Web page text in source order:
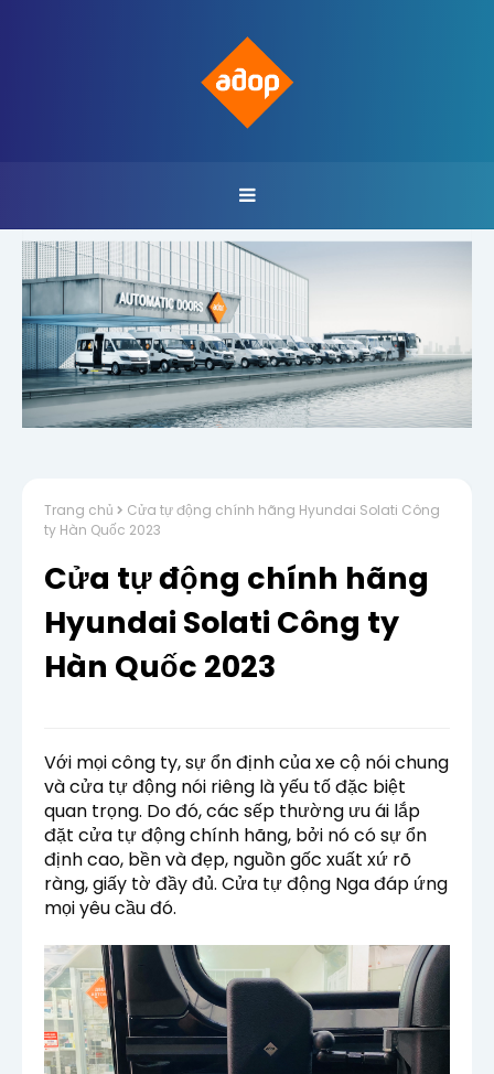
Trang chủ
Cửa tự động chính hãng Hyundai Solati Công
ty Hàn Quốc 2023
Cửa tự động chính hãng
Hyundai Solati Công ty
Hàn Quốc 2023
Với mọi công ty, sự ổn định của xe cộ nói chung
và cửa tự động nói riêng là yếu tố đặc biệt
quan trọng. Do đó, các sếp thường ưu ái lắp
đặt cửa tự động chính hãng, bởi nó có sự ổn
định cao, bền và đẹp, nguồn gốc xuất xứ rõ
ràng, giấy tờ đầy đủ. Cửa tự động Nga đáp ứng
mọi yêu cầu đó.